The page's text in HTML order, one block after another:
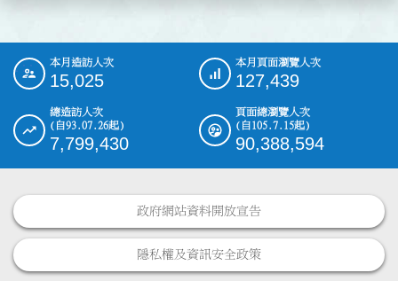
::: 本月造訪人次
15,025
本月頁面瀏覽人次
127,439
總造訪人次
(自93.07.26起)
7,799,430
頁面總瀏覽人次
(自105.7.15起)
90,388,594
政府網站資料開放宣告
隱私權及資訊安全政策